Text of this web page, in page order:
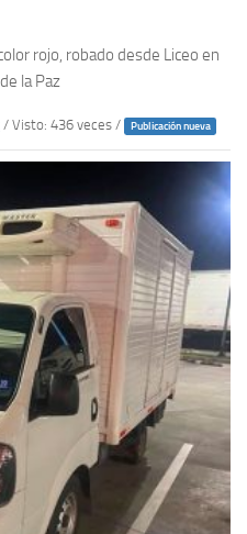
rojo, robado desde Liceo en
la Paz
/ Visto: 436 veces / Publicación nueva